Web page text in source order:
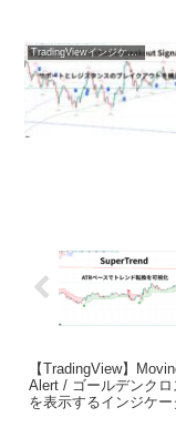
TradingViewインジケーターおすすめ一覧
【TradingView】
Alert / ゴールデンク
を表示するインジケー